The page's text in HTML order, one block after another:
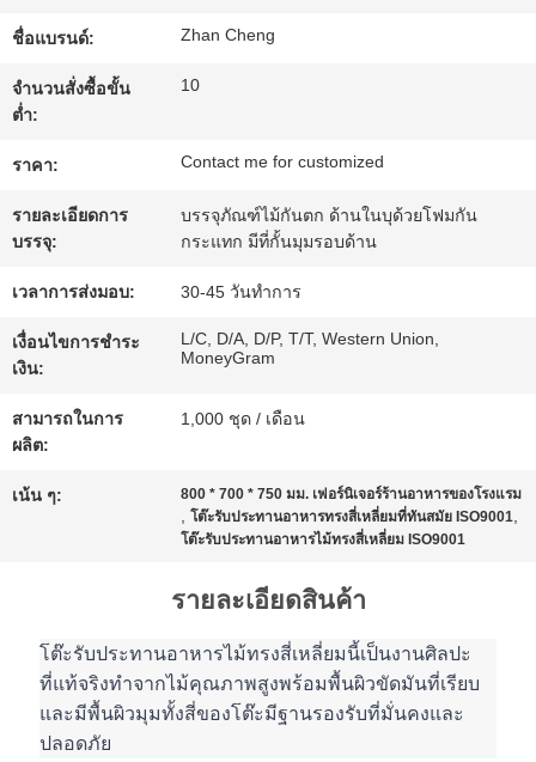
การ
ควบคุม
คุณภาพ
ทุน
แผนผัง
เป็น
ส่วน
ชื่อแบรนด์: Zhan Cheng
จำนวนสั่งซื้อขั้น
ต่ำ:
10
ราคา: Contact me for customized
รายละเอียดการ
บรรจุ:
บรรจุภัณฑ์ไม้กันตก ด้านในบุด้วยโฟมกัน
กระแทก มีที่กั้นมุมรอบด้าน
เวลาการส่งมอบ: 30-45 วันทำการ
เงื่อนไขการชำระ
เงิน:
L/C, D/A, D/P, T/T, Western Union,
MoneyGram
สามารถในการ
ผลิต:
1,000 ชุด / เดือน
เน้น ๆ: 800 * 700 * 750 มม. เฟอร์นิเจอร์ร้านอาหารของโรงแรม
,โต๊ะรับประทานอาหารทรงสี่เหลี่ยมที่ทันสมัย ​​ISO9001
โต๊ะรับประทานอาหารไม้ทรงสี่เหลี่ยม ISO9001
รายละเอียดสินค้า
โต๊ะรับประทานอาหารไม้ทรงสี่เหลี่ยมนี้เป็นงานศิลปะ
ที่แท้จริงทำจากไม้คุณภาพสูงพร้อมพื้นผิวขัดมันที่เรียบ
และมีพื้นผิวมุมทั้งสี่ของโต๊ะมีฐานรองรับที่มั่นคงและ
ปลอดภัย